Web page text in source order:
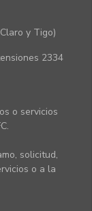
y Tigo)
2334
o servicios
solicitud,
o a la